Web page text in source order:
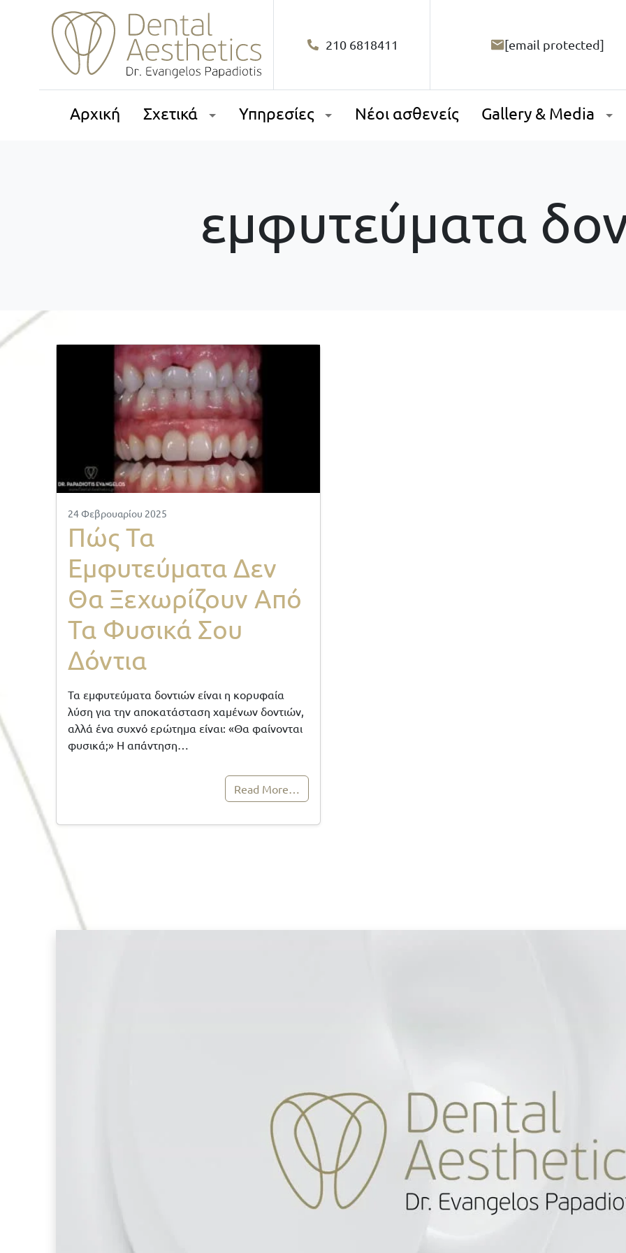
210 6818411 [email protected]
Αρχική Σχετικά Υπηρεσίες Νέοι ασθενείς Gallery & Media
εμφυτεύματα
24 Φεβρουαρίου 2025
Πώς Τα
Εμφυτεύματα Δεν
Θα Ξεχωρίζουν Από
Τα Φυσικά Σου
Δόντια
Τα εμφυτεύματα δοντιών είναι η κορυφαία
λύση για την αποκατάσταση χαμένων δοντιών,
αλλά ένα συχνό ερώτημα είναι: «Θα φαίνονται
φυσικά;» Η απάντηση…
Read More…